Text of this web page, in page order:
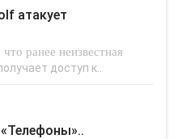
ранее неизвестная
доступ к..
«Телефоны»..